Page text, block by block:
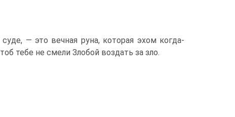
— это вечная руна, которая эхом когда-
тебе не смели Злобой воздать за зло.